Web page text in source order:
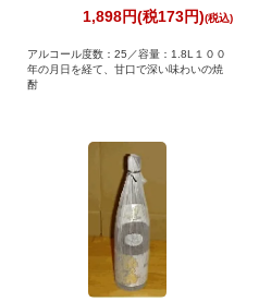
1,898円(税173円)
アルコール度数：25／容量：1.8L１００
年の月日を経て、甘口で深い味わいの焼
酎